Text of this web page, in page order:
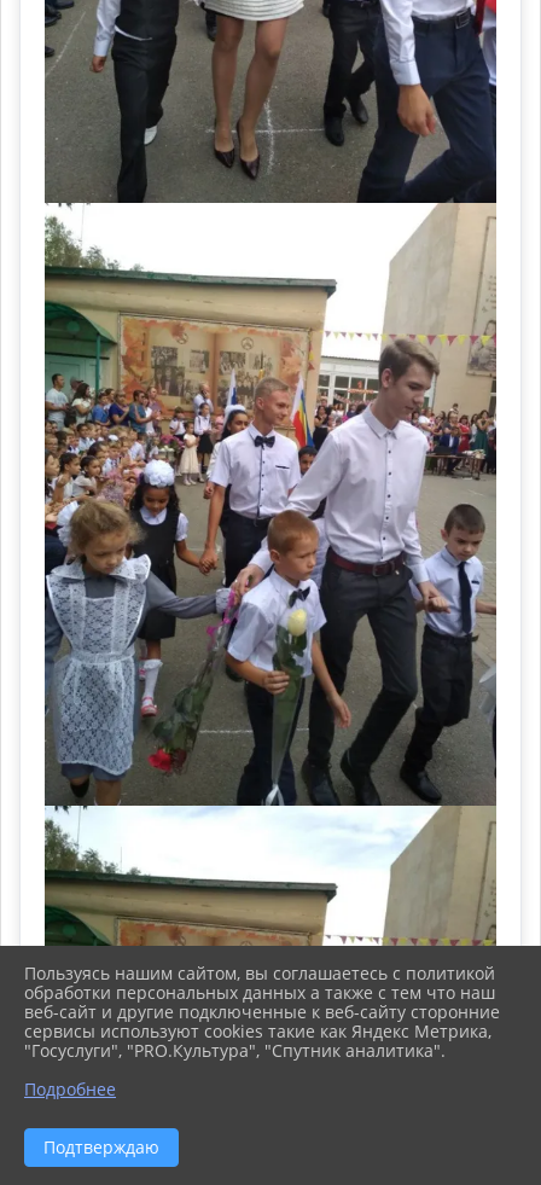
Пользуясь нашим сайтом, вы соглашаетесь с политикой
обработки персональных данных а также с тем что наш
веб-сайт и другие подключенные к веб-сайту сторонние
сервисы используют cookies такие как Яндекс Метрика,
"Госуслуги", "PRO.Культура", "Спутник аналитика".
Подробнее
Подтверждаю